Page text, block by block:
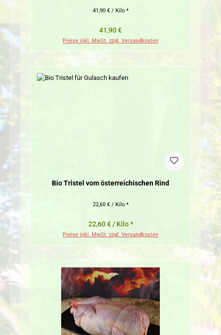
41,90 € / Kilo *
Regulärer Preis:
41,90 €
Preise inkl. MwSt. zzgl. Versandkosten
Bio Tristel vom österreichischen Rind
22,60 € / Kilo *
22,60 € / Kilo *
Preise inkl. MwSt. zzgl. Versandkosten